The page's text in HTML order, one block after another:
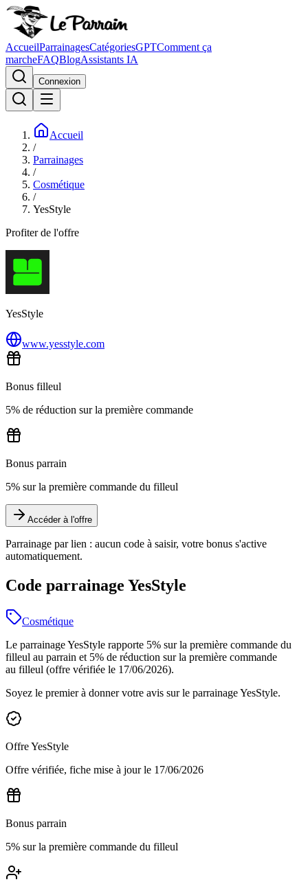
AccueilParrainagesCatégoriesGPTComment ça
marcheFAQBlogAssistants IA
Connexion
Accueil
/
Parrainages
/
Cosmétique
/
YesStyle
Profiter de l'offre
YesStyle
www.yesstyle.com
Bonus filleul
5% de réduction sur la première commande
Bonus parrain
5% sur la première commande du filleul
Accéder à l'offre
Parrainage par lien : aucun code à saisir, votre bonus s'active
automatiquement.
Code parrainage YesStyle
Cosmétique
Le parrainage YesStyle rapporte 5% sur la première commande du
filleul au parrain et 5% de réduction sur la première commande
au filleul (offre vérifiée le 17/06/2026).
Soyez le premier à donner votre avis sur le parrainageYesStyle.
OffreYesStyle
Offre vérifiée, fiche mise à jour le 17/06/2026
Bonus parrain
5% sur la première commande du filleul